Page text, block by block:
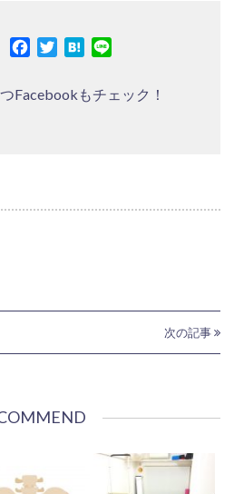
FacebookTwitterHatena
Facebookもチェック！
次の記事